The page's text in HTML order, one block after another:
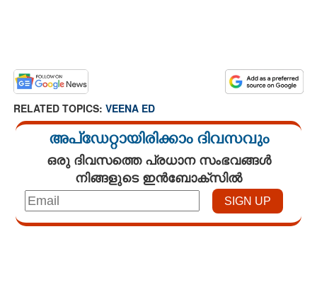
RELATED TOPICS: VEENA ED
അപ്ഡേറ്റായിരിക്കാം ദിവസവും
ഒരു ദിവസത്തെ പ്രധാന സംഭവങ്ങൾ
നിങ്ങളുടെ ഇൻബോക്സിൽ